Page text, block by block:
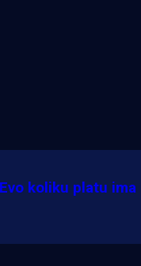
Dva
koliku platu ima